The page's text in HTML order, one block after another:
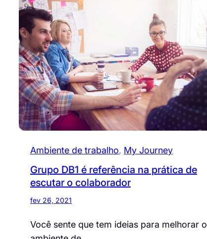
Ambiente de trabalho, My Journey
Grupo DB1 é referência na prática de
escutar o colaborador
fev 26, 2021
Você sente que tem ideias para melhorar o